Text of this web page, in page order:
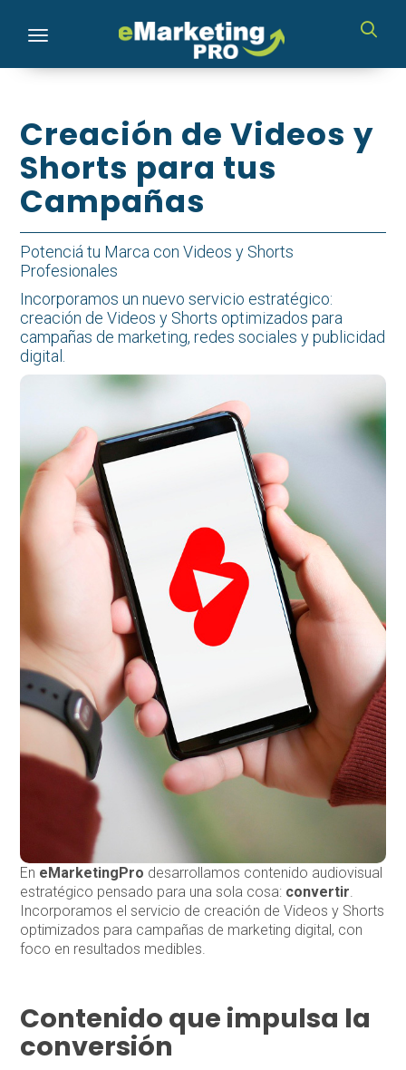
Toggle navigation
Creación de Videos y
Shorts para tus
Campañas
Potenciá tu Marca con Videos y Shorts
Profesionales
Incorporamos un nuevo servicio estratégico:
creación de Videos y Shorts optimizados para
campañas de marketing, redes sociales y publicidad
digital.
En eMarketingPro desarrollamos contenido audiovisual
estratégico pensado para una sola cosa: convertir.
Incorporamos el servicio de creación de Videos y Shorts
optimizados para campañas de marketing digital, con
foco en resultados medibles.
Contenido que impulsa la
conversión